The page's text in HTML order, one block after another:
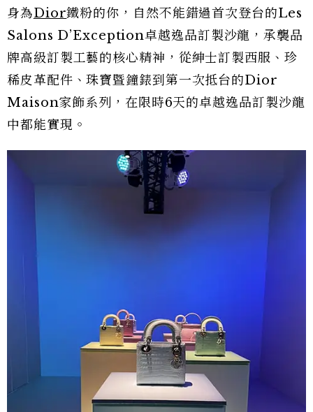
身為Dior鐵粉的你，自然不能錯過首次登台的Les
Salons D’Exception卓越逸品訂製沙龍，承襲品
牌高級訂製工藝的核心精神，從紳士訂製西服、珍
稀皮革配件、珠寶暨鐘錶到第一次抵台的Dior
Maison家飾系列，在限時6天的卓越逸品訂製沙龍
中都能實現。